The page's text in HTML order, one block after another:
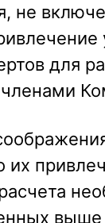
не
для
их